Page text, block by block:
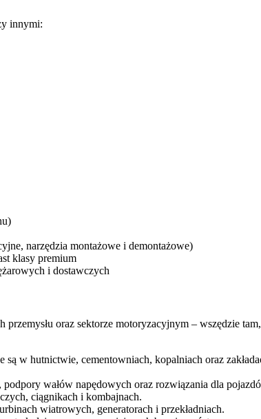
innymi:
narzędzia montażowe i demontażowe)
klasy premium
i dostawczych
oraz sektorze motoryzacyjnym – wszędzie
w hutnictwie, cementowniach, kopalniach oraz
podpory wałów napędowych oraz rozwiązania dla
ciągnikach i kombajnach.
wiatrowych, generatorach i przekładniach.